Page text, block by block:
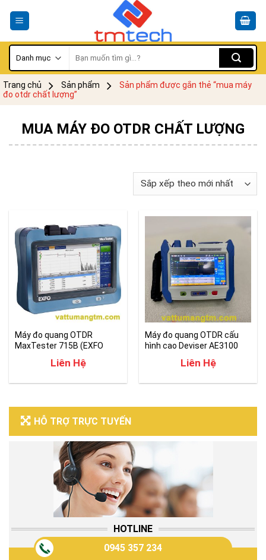
kiếm:
Trang chủ Sản phẩm
Sản phẩm được gắn thẻ “mua máy
đo otdr chất lượng”
HỖ TRỢ TRỰC TUYẾN
HOTLINE
0945 357 234
MUA MÁY ĐO OTDR CHẤT LƯỢNG
Máy đo quang OTDR
MaxTester 715B (EXFO
Liên Hệ
Máy đo quang OTDR cấu
hình cao Deviser AE3100
Liên Hệ